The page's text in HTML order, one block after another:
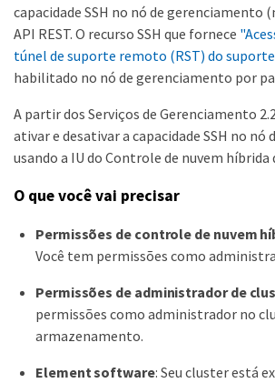
capacidade SSH no nó de gerenciamento
API REST. O recurso SSH que fornece
túnel de suporte remoto (RST) do
habilitado no nó de gerenciamento por
A partir dos Serviços de Gerenciamento
ativar e desativar a capacidade SSH no nó
usando a IU do Controle de nuvem híbrida
O que você vai precisar
Permissões de controle de nuvem
Você tem permissões como
Permissões de administrador de
permissões como administrador no
armazenamento.
Element software: Seu cluster está